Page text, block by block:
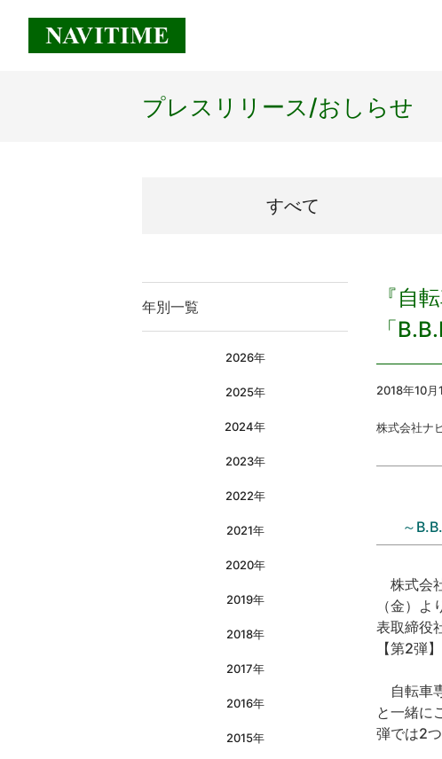
経営理念
プレスリリース/おしらせ
すべて
年別一覧
2026年
2025年
2024年
2023年
2022年
2021年
2020年
2019年
2018年
2017年
2016年
2015年
『自
「
2018年10月
株式会社ナ
～
株式会
（金）
表取締役
【第2弾
自転車
と一緒に
弾では2